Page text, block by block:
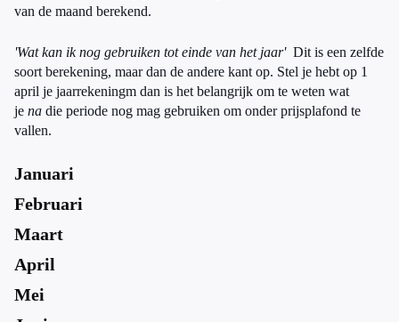
van de maand berekend.
'Wat kan ik nog gebruiken tot einde van het jaar' Dit is een zelfde
soort berekening, maar dan de andere kant op. Stel je hebt op 1
april je jaarrekeningm dan is het belangrijk om te weten wat
je na die periode nog mag gebruiken om onder prijsplafond te
vallen.
Januari
Februari
Maart
April
Mei